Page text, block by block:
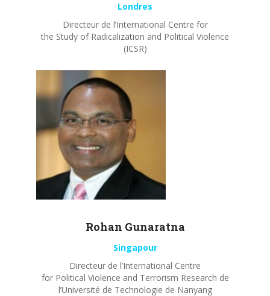
Londres
Directeur de l’International Centre for
the Study of Radicalization and Political Violence
(ICSR)
Rohan Gunaratna
Singapour
Directeur de l’International Centre
for Political Violence and Terrorism Research de
l’Université de Technologie de Nanyang